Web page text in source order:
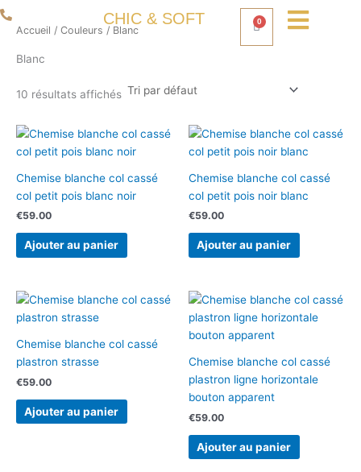
Aller
CHIC & SOFT 0
Panier
Accueil / Couleurs / Blanc
Blanc
10 résultats affichés
Chemise blanche col cassé
col petit pois blanc noir
€59.00
Ajouter au panier
Chemise blanche col cassé
col petit pois noir blanc
€59.00
Ajouter au panier
Chemise blanche col cassé
plastron strasse
€59.00
Ajouter au panier
Chemise blanche col cassé
plastron ligne horizontale
bouton apparent
€59.00
Ajouter au panier